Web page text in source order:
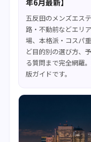
五反田のメンズエス
路・不動前などエリ
場、本格派・コスパ
ど目的別の選び方、
る質問まで完全網羅
版ガイドです。